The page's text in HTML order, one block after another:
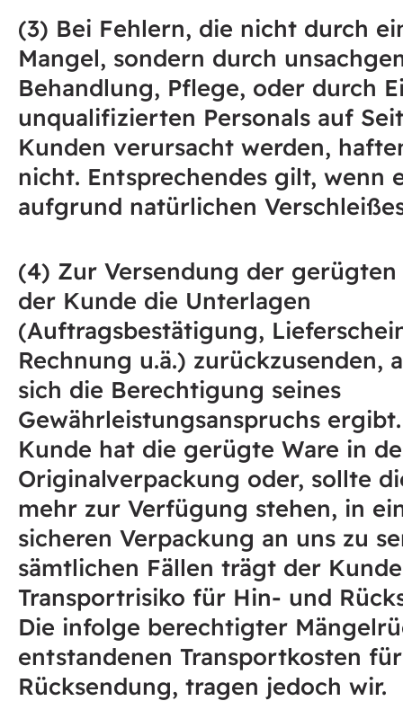
(3) Bei Fehlern, die nicht durch
Mangel, sondern durch
Behandlung, Pflege, oder durch
unqualifizierten Personals auf
Kunden verursacht werden,
nicht. Entsprechendes gilt, wenn
aufgrund natürlichen
(4) Zur Versendung der gerügten
der Kunde die Unterlagen
(Auftragsbestätigung,
Rechnung u.ä.) zurückzusenden,
sich die Berechtigung seines
Gewährleistungsanspruchs
Kunde hat die gerügte Ware in
Originalverpackung oder, sollte
mehr zur Verfügung stehen, in
sicheren Verpackung an uns zu
sämtlichen Fällen trägt der
Transportrisiko für Hin- und
Die infolge berechtigter
entstandenen Transportkosten
Rücksendung, tragen jedoch wir.